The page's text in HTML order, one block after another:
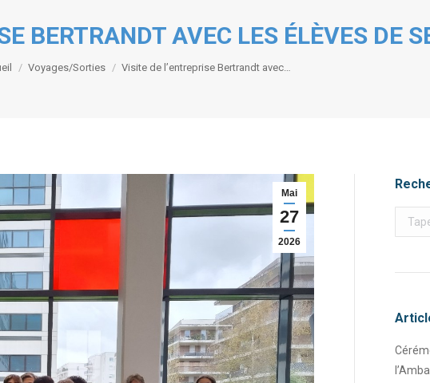
BERTRANDT AVEC LES ÉLÈVES DE
êtes ici :Voyages/Sorties Visite de l’entreprise Bertrandt avec…
Mai
27
2026
: